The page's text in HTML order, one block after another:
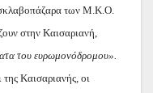
των Μ.Κ.Ο.
στην Καισαριανή,
του ευρωμονόδρομου».
Καισαριανής, οι